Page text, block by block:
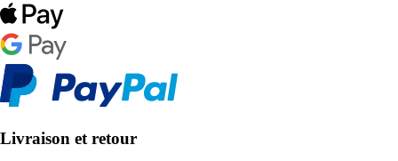
Livraison et retour